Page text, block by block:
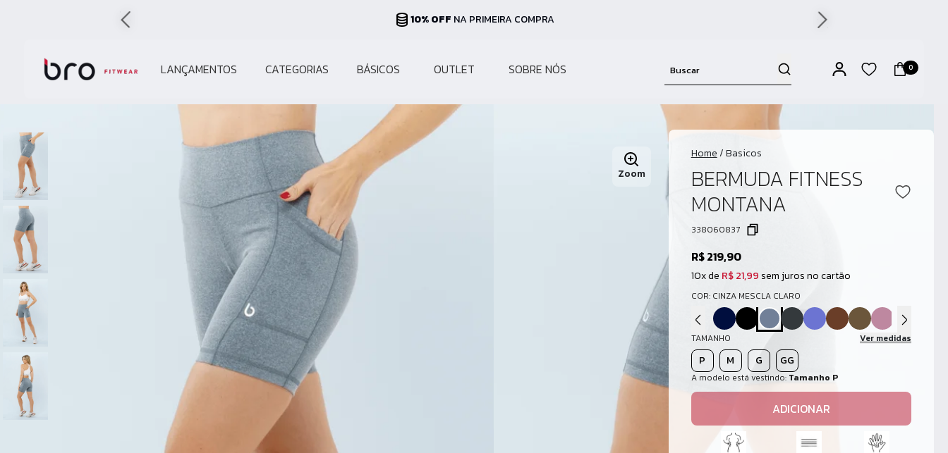
PARCELAS ATÉ 10XNO CARTÃO
LANÇAMENTOS CATEGORIAS BÁSICOS OUTLET SOBRE NÓS 0
Zoom
Home/Basicos
BERMUDA FITNESS
MONTANA
338060837
R$ 219,90
10x de R$ 21,99 sem juros no cartão
COR: CINZA MESCLA CLARO
TAMANHO Ver medidas
P M G GG
A modelo está vestindo: Tamanho P
ADICIONAR